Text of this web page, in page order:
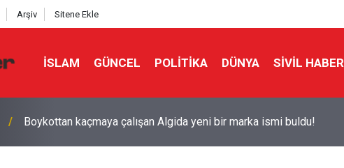
Arşiv Sitene Ekle
İSLAM GÜNCEL POLITIKA DÜNYA SIVIL HABER
Starbucks'tan 'Tarihi' Skandal: Polisler genel merkezi bastı!